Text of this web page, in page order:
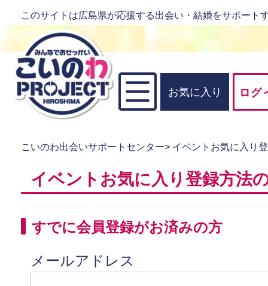
このサイトは広島県が応援する出会い・結婚をサポート
お気に入り ログ
こいのわ出会いサポートセンター> イベントお気に入り
イベントお気に入り登録方法
すでに会員登録がお済みの方
メールアドレス